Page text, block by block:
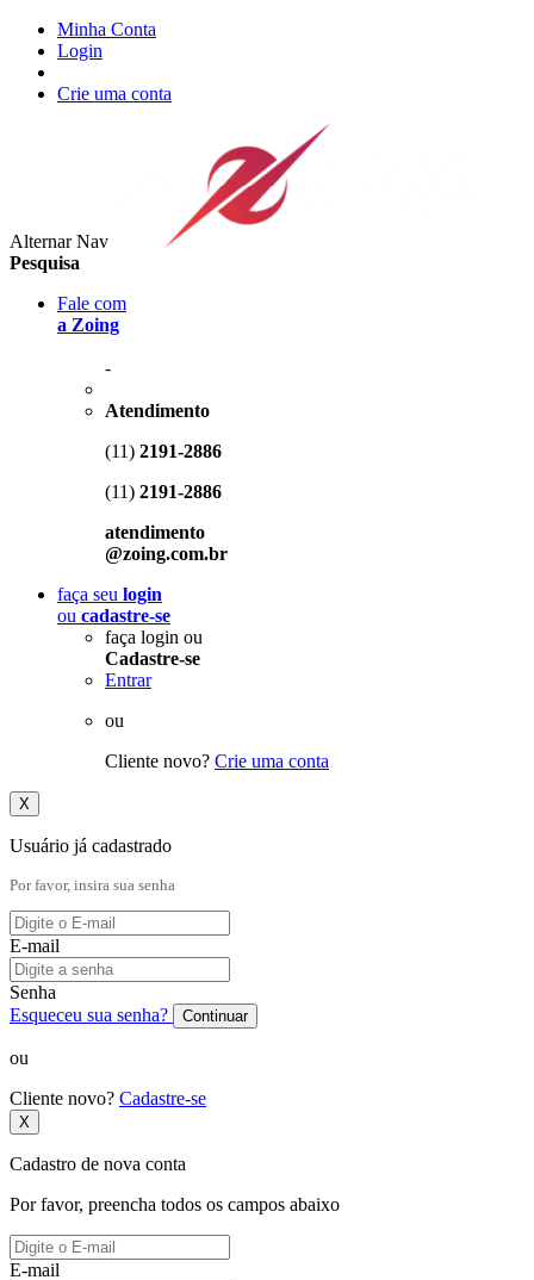
Minha Conta
Login
Crie uma conta
Alternar Nav
Pesquisa
Fale com
a Zoing
-
Atendimento
(11) 2191-2886
(11) 2191-2886
atendimento
@zoing.com.br
faça seu login
ou cadastre-se
faça login ou
Cadastre-se
Entrar
ou
Cliente novo? Crie uma conta
X
Usuário já cadastrado
Por favor, insira sua senha
E-mail
Senha
Esqueceu sua senha?
Continuar
ou
Cliente novo? Cadastre-se
X
Cadastro de nova conta
Por favor, preencha todos os campos abaixo
E-mail